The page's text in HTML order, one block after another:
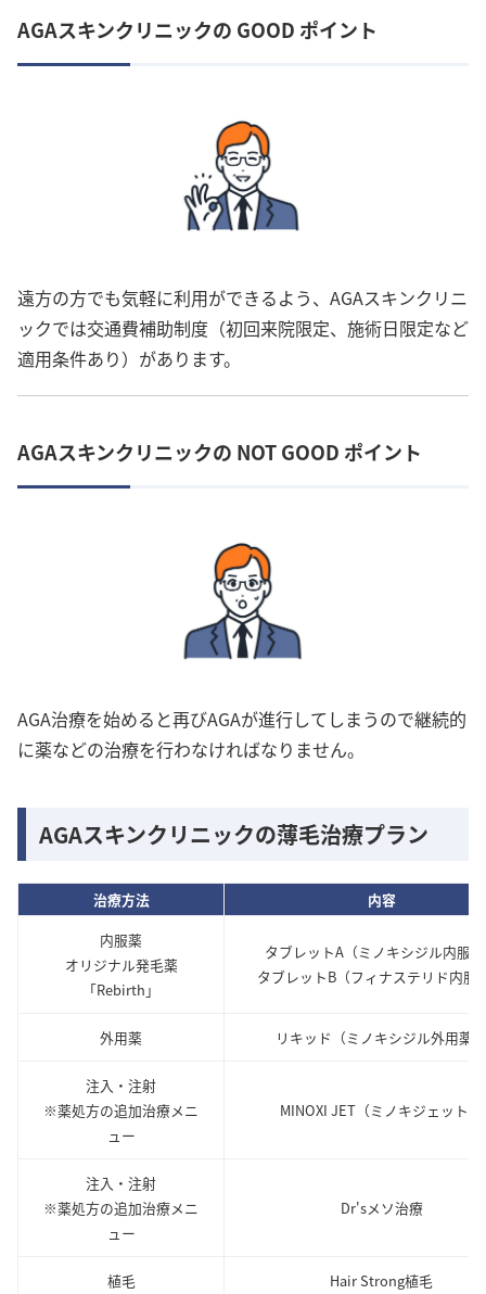
AGAスキンクリニックの GOOD ポイント
遠方の方でも気軽に利用ができるよう、AGAスキンクリニ
ックでは交通費補助制度（初回来院限定、施術日限定など
適用条件あり）があります。
AGAスキンクリニックの NOT GOOD ポイント
AGA治療を始めると再びAGAが進行してしまうので継続的
に薬などの治療を行わなければなりません。
AGAスキンクリニックの薄毛治療プラン
治療方法
内容
内服薬
オリジナル発毛薬
「Rebirth」
タブレットA（ミノキシジル内服
タブレットB（フィナステリド内服
外用薬 リキッド（ミノキシジル外用薬）
注入・注射
※薬処方の追加治療メニ
ュー
MINOXI JET（ミノキジェット）
注入・注射
※薬処方の追加治療メニ
ュー
Dr'sメソ治療
植毛 Hair Strong植毛